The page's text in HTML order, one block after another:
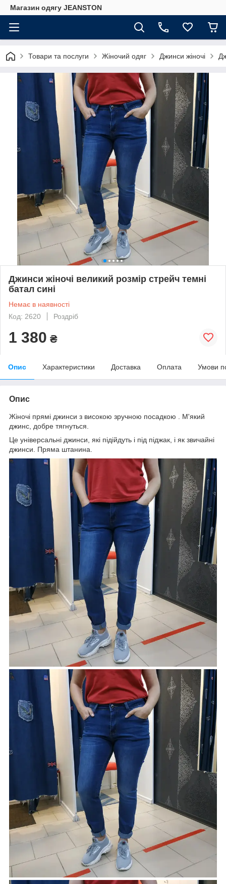
Магазин одягу JEANSTON
Товари та послуги Жіночий одяг Джинси жіночі
Джинси жіночі великий розмір стрейч темні
батал сині
Немає в наявності
Код: 2620
Роздріб
1 380 ₴
Опис Характеристики Доставка Оплата Умови
Опис
Жіночі прямі джинси з високою зручною посадкою . М'який
джинс, добре тягнуться.
Це універсальні джинси, які підійдуть і під піджак, і як звичайні
джинси. Пряма штанина.